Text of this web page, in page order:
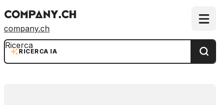
company.ch
RICERCA IA
Ricerca